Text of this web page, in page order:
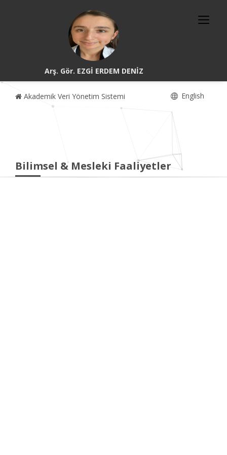
Arş. Gör. EZGİ ERDEM DENİZ
Akademik Veri Yönetim Sistemi English
Bilimsel & Mesleki Faaliyetler